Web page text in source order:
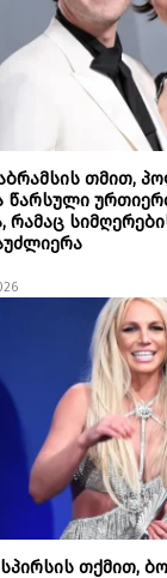
თმით,
წარსული
რამაც
თქმით,